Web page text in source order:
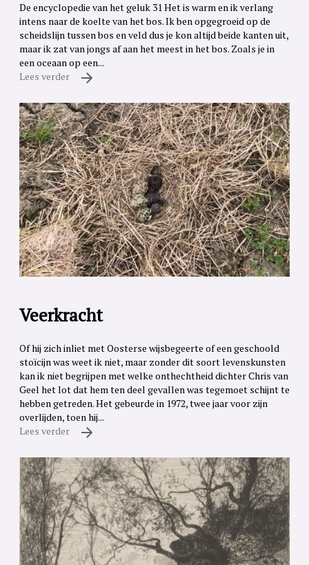
De encyclopedie van het geluk 31 Het is warm en ik verlang
intens naar de koelte van het bos. Ik ben opgegroeid op de
scheidslijn tussen bos en veld dus je kon altijd beide kanten uit,
maar ik zat van jongs af aan het meest in het bos. Zoals je in
een oceaan op een...
Lees verder
Veerkracht
Of hij zich inliet met Oosterse wijsbegeerte of een geschoold
stoïcijn was weet ik niet, maar zonder dit soort levenskunsten
kan ik niet begrijpen met welke onthechtheid dichter Chris van
Geel het lot dat hem ten deel gevallen was tegemoet schijnt te
hebben getreden. Het gebeurde in 1972, twee jaar voor zijn
overlijden, toen hij...
Lees verder